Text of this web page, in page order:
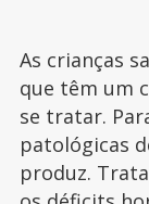
As crianças
que têm um
se tratar.
patológicas
produz.